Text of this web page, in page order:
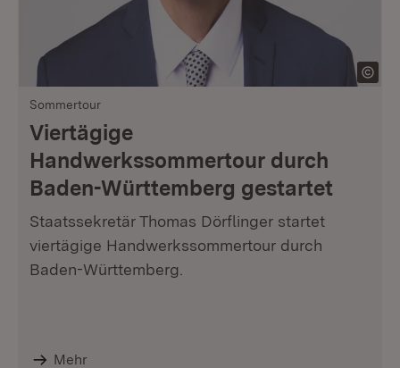
Sommertour
Viertägige
Handwerkssommertour durch
Baden-Württemberg gestartet
Staatssekretär Thomas Dörflinger startet
viertägige Handwerkssommertour durch
Baden-Württemberg.
Mehr